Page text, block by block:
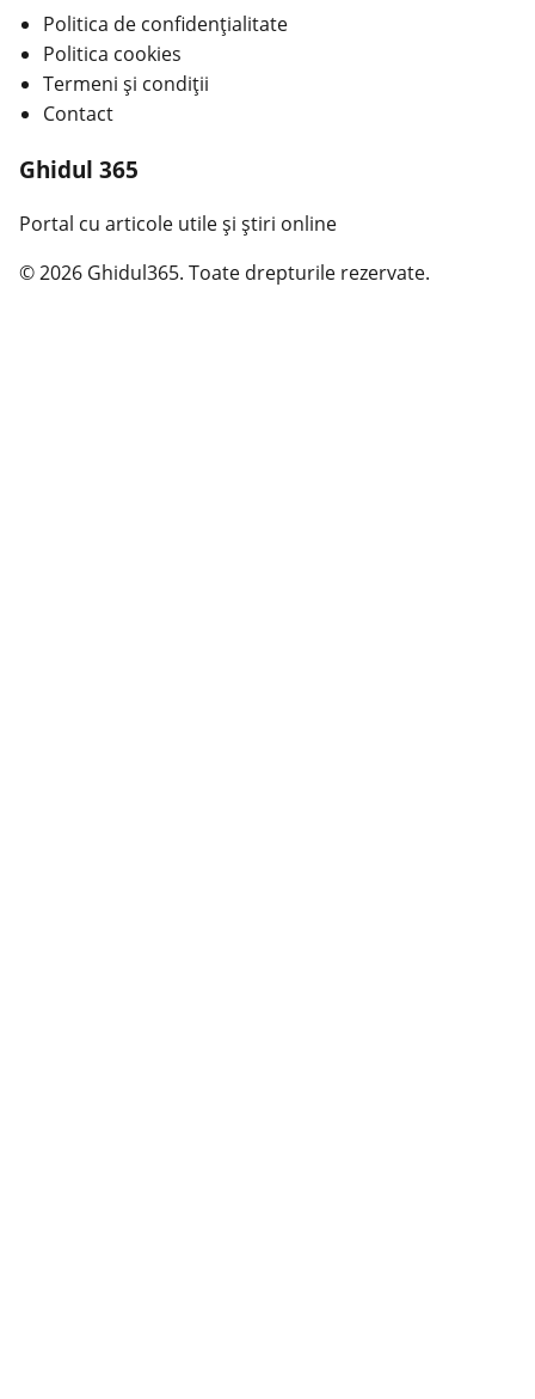
Politica de confidențialitate
Politica cookies
Termeni și condiții
Contact
Ghidul 365
Portal cu articole utile și știri online
© 2026 Ghidul365. Toate drepturile rezervate.